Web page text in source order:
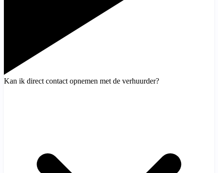
Kan ik direct contact opnemen met de verhuurder?